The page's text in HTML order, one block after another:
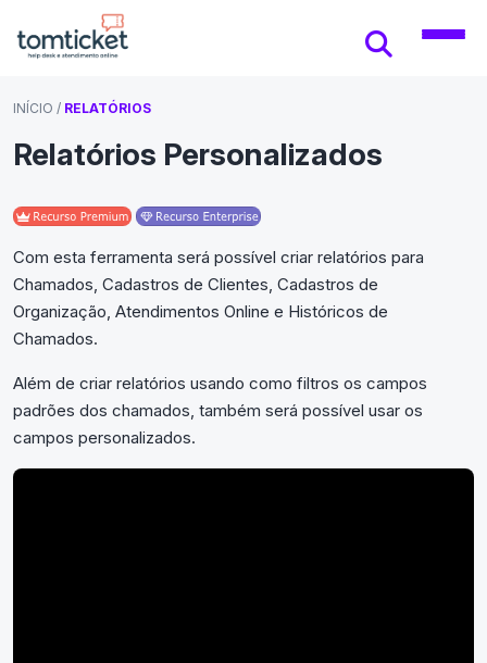
INÍCIO / RELATÓRIOS
Relatórios Personalizados
Com esta ferramenta será possível criar relatórios para
Chamados, Cadastros de Clientes, Cadastros de
Organização, Atendimentos Online e Históricos de
Chamados.
Além de criar relatórios usando como filtros os campos
padrões dos chamados, também será possível usar os
campos personalizados.